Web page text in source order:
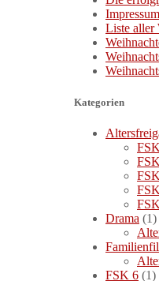
Impressum
Liste aller
Kategorien
Drama (1)
FSK 6 (1)